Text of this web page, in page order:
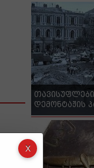
დემონტაჟის